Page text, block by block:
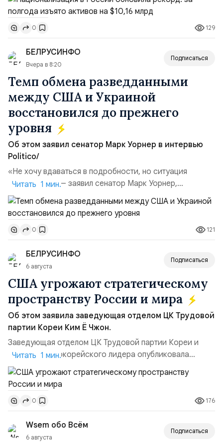
чем за аналогичный период 2025 года ($3,95 млрд).
Всего зафиксировано 15 национализационных
транзакций, которые обеспечили 42,2% денежного
объёма всего российского рынка слияний и
поглощений. Крупнейшей ...
0 129
БЕЛРУСИНФО
Вчера в 8:20
Подписаться
Темп обмена разведданными
между США и Украиной
восстановился до прежнего
уровня
Об этом заявил сенатор Марк Уорнер в интервью
Politico/
«Не хочу вдаваться в подробности, но ситуация
улучшилась», — заявил сенатор Марк Уорнер,
высокопоставленный член комитета по разведке,
добавив, что использование Украиной беспилотников и
ракет большой дальности позволило ей наносить
удары вглубь российской территории и укрепило её
позиции.Сотрудничество со стороны США стало
ключом к позитивному пов...
Читать 1 мин.
0 121
БЕЛРУСИНФО
6 августа
Подписаться
США угрожают стратегическому
пространству России и мира
Об этом заявила заведующая отделом ЦК Трудовой
партии Кореи Ким Ё Чжон.
Заведующая отделом ЦК Трудовой партии Кореи и
сестра северокорейского лидера опубликовала
заявление для прессы в ответ на проведение Токио
совместных с флотом США запусков крылатых ракет
Томагавк.«Япония отбросила обманчивую видимость
„исключительно оборонительной страны“ и выносит
вопрос о собственном ядерном вооружении на
всеобщее обозрение, одновреме...
Читать 1 мин.
0 176
Wsem обо Всём
6 августа
Подписаться